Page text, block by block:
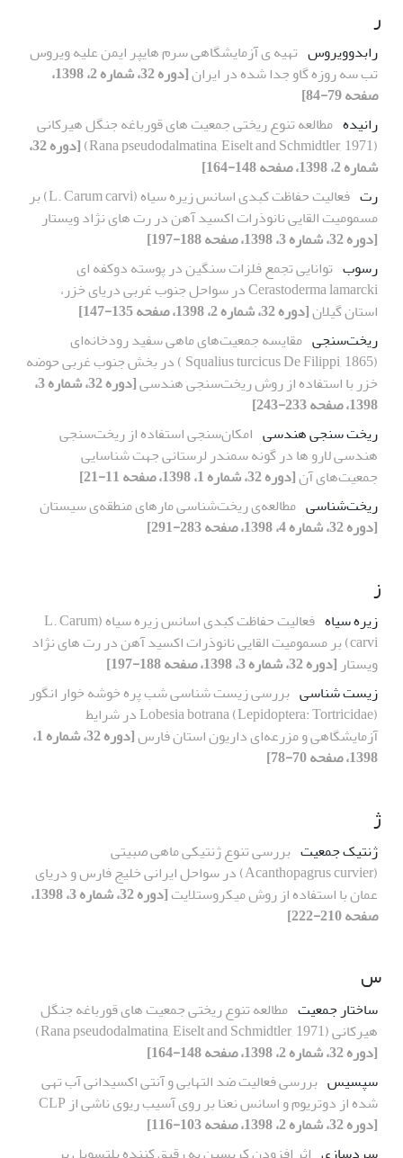
ر
رابدوویروس تهیه ی آزمایشگاهی سرم هایپر ایمن علیه ویروس
تب سه روزه گاو جدا شده در ایران
[دوره 32، شماره 2، 1398،
صفحه 79-84]
رانیده مطالعه تنوع ریختی جمعیت های قورباغه جنگل هیرکانی
(Rana pseudodalmatina, Eiselt and Schmidtler, 1971)
[دوره 32،
شماره 2، 1398، صفحه 148-164]
رت
فعالیت حفاظت کبدی اسانس زیره سیاه (L. Carum carvi) بر
مسمومیت القایی نانوذرات اکسید آهن در رت های نژاد ویستار
[دوره 32، شماره 3، 1398، صفحه 188-197]
رسوب توانایی تجمع فلزات سنگین در پوسته دوکفه ای
Cerastoderma lamarcki در سواحل جنوب غربی دریای خزر،
استان گیلان[دوره 32، شماره 2، 1398، صفحه 135-147]
ریخت‌سنجی مقایسه‌ جمعیت‌های ماهی سفید رودخانه‌ای
(Squalius turcicus De Filippi, 1865 ) در بخش جنوب غربی حوضه
خزر با استفاده از روش ریخت‌سنجی هندسی
[دوره 32، شماره 3،
1398، صفحه 233-243]
ریخت سنجی هندسی امکان‌سنجی استفاده از ریخت‌سنجی
هندسی لارو‌ ها در گونه سمندر لرستانی جهت شناسایی
جمعیت‌های آن[دوره 32، شماره 1، 1398، صفحه 11-21]
ریخت‌شناسی مطالعه‌ی ریخت‌شناسی مارهای منطقه‌ی سیستان
[دوره 32، شماره 4، 1398، صفحه 283-291]
ز
زیره سیاه
فعالیت حفاظت کبدی اسانس زیره سیاه (L. Carum
carvi) بر مسمومیت القایی نانوذرات اکسید آهن در رت های نژاد
ویستار [دوره 32، شماره 3، 1398، صفحه 188-197]
زیست شناسی بررسی‌ زیست شناسی شب پره خوشه خوار انگور
Lobesia botrana (Lepidoptera: Tortricidae) در شرایط
آزمایشگاهی و مزرعه‌ای داریون استان فارس
[دوره 32، شماره 1،
1398، صفحه 70-78]
ژ
ژنتیک جمعیت بررسی تنوع ژنتیکی ماهی صبیتی
(Acanthopagrus curvier) در سواحل ایرانی خلیج فارس و دریای
عمان با استفاده از روش میکروستلایت
[دوره 32، شماره 3، 1398،
صفحه 210-222]
س
ساختار جمعیت مطالعه تنوع ریختی جمعیت های قورباغه جنگل
هیرکانی (Rana pseudodalmatina, Eiselt and Schmidtler, 1971)
[دوره 32، شماره 2، 1398، صفحه 148-164]
سپسیس بررسی فعالیت ضد التهابی و آنتی اکسیدانی آب تهی
شده از دوتریوم و اسانس نعنا بر روی آسیب ریوی ناشی از CLP
[دوره 32، شماره 2، 1398، صفحه 103-116]